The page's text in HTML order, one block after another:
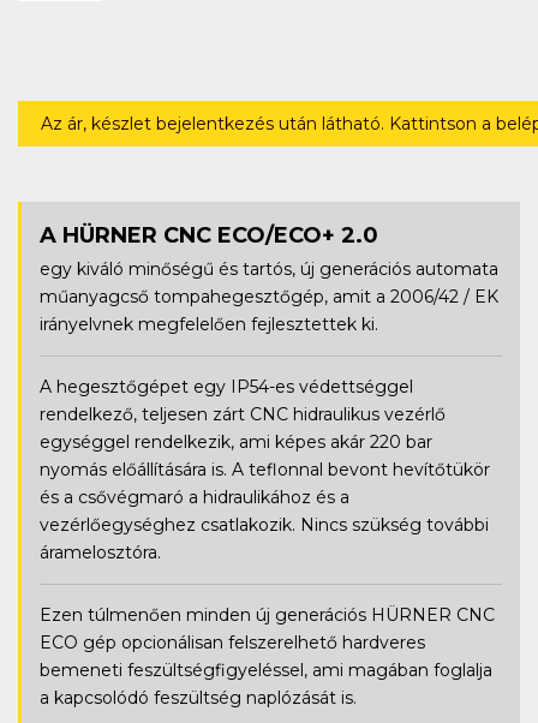
Az ár, készlet bejelentkezés után látható. Kattintson a
A HÜRNER CNC ECO/ECO+ 2.0
egy kiváló minőségű és tartós, új generációs automata
műanyagcső tompahegesztőgép, amit a 2006/42 / EK
irányelvnek megfelelően fejlesztettek ki.
A hegesztőgépet egy IP54-es védettséggel
rendelkező, teljesen zárt CNC hidraulikus vezérlő
egységgel rendelkezik, ami képes akár 220 bar
nyomás előállítására is. A teflonnal bevont hevítőtükör
és a csővégmaró a hidraulikához és a
vezérlőegységhez csatlakozik. Nincs szükség további
áramelosztóra.
Ezen túlmenően minden új generációs HÜRNER CNC
ECO gép opcionálisan felszerelhető hardveres
bemeneti feszültségfigyeléssel, ami magában foglalja
a kapcsolódó feszültség naplózását is.